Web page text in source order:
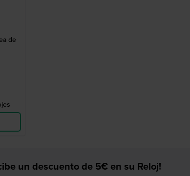
de
un descuento de 5€ en su Reloj!